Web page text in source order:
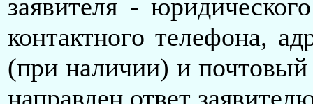
заявителя -
контактного телефона,
(при наличии) и
направлен ответ